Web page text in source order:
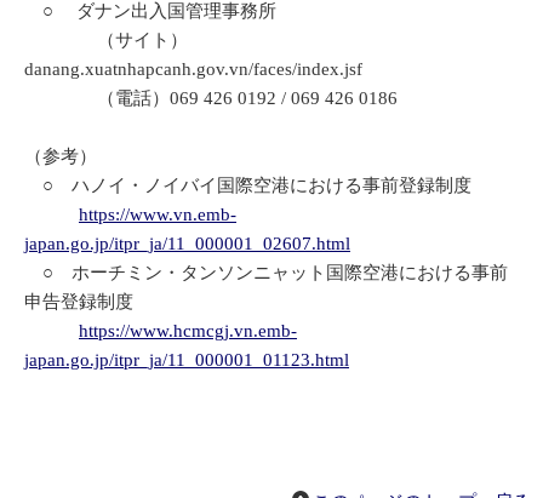
○ ダナン出入国管理事務所
（サイト）
danang.xuatnhapcanh.gov.vn/faces/index.jsf
（電話）069 426 0192 / 069 426 0186
（参考）
○ ハノイ・ノイバイ国際空港における事前登録制度
https://www.vn.emb-
japan.go.jp/itpr_ja/11_000001_02607.html
○ ホーチミン・タンソンニャット国際空港における事前
申告登録制度
https://www.hcmcgj.vn.emb-
japan.go.jp/itpr_ja/11_000001_01123.html